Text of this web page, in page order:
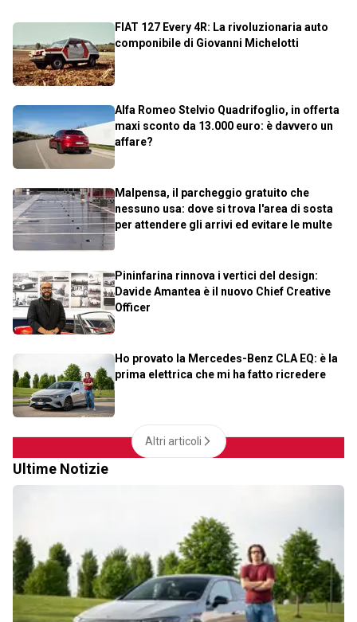
FIAT 127 Every 4R: La rivoluzionaria auto
componibile di Giovanni Michelotti
Alfa Romeo Stelvio Quadrifoglio, in offerta
maxi sconto da 13.000 euro: è davvero un
affare?
Malpensa, il parcheggio gratuito che
nessuno usa: dove si trova l'area di sosta
per attendere gli arrivi ed evitare le multe
Pininfarina rinnova i vertici del design:
Davide Amantea è il nuovo Chief Creative
Officer
Ho provato la Mercedes-Benz CLA EQ: è la
prima elettrica che mi ha fatto ricredere
Altri articoli
Ultime Notizie